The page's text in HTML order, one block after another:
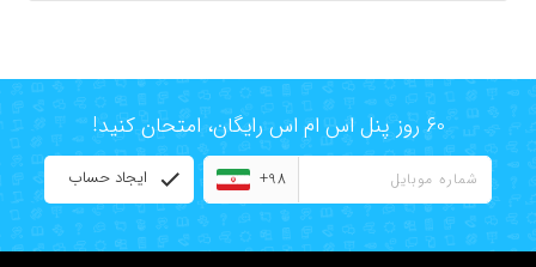
60 روز پنل اس ام اس رایگان، امتحان کنید!
+98 ایجاد حساب